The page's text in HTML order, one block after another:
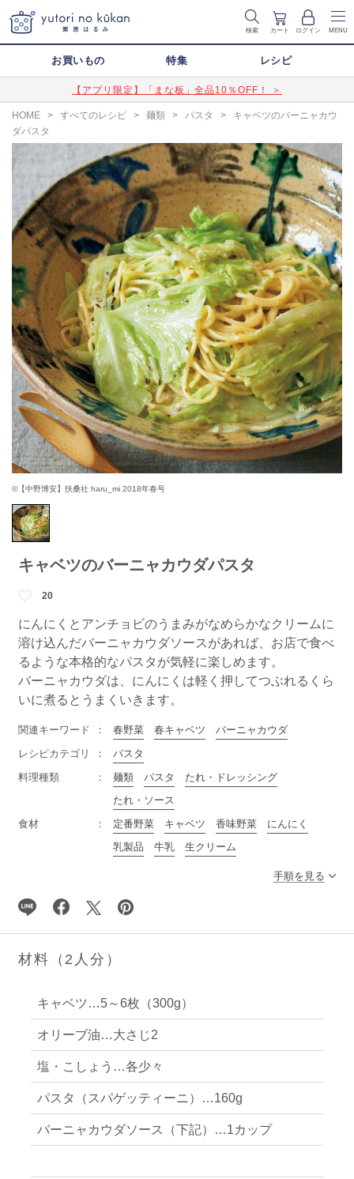
検索 カート ログイン MENU
お買いもの 特集 レシピ
【アプリ限定】「まな板」全品10％OFF！ ＞
HOME > すべてのレシピ > 麺類 > パスタ >
キャベツのバーニャカウ
ダパスタ
©【中野博安】扶桑社 haru_mi 2018年春号
キャベツのバーニャカウダパスタ
20
にんにくとアンチョビのうまみがなめらかなクリームに
溶け込んだバーニャカウダソースがあれば、お店で食べ
るような本格的なパスタが気軽に楽しめます。
バーニャカウダは、にんにくは軽く押してつぶれるくら
いに煮るとうまくいきます。
関連キーワード 春野菜 春キャベツ
バーニャカウダ
レシピカテゴリ
パスタ
料理種類
麺類 パスタ
たれ・ドレッシング
たれ・ソース
食材
定番野菜 キャベツ 香味野菜
にんにく
乳製品
牛乳 生クリーム
手順を見る
材料（2人分）
キャベツ…5～6枚（300g）
オリーブ油…大さじ2
塩・こしょう…各少々
パスタ（スパゲッティーニ）…160g
バーニャカウダソース（下記）…1カップ